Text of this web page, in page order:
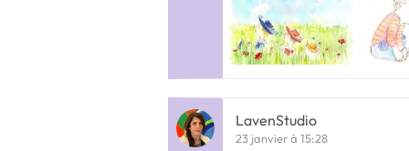
LavenStudio
23 janvier à 15:28